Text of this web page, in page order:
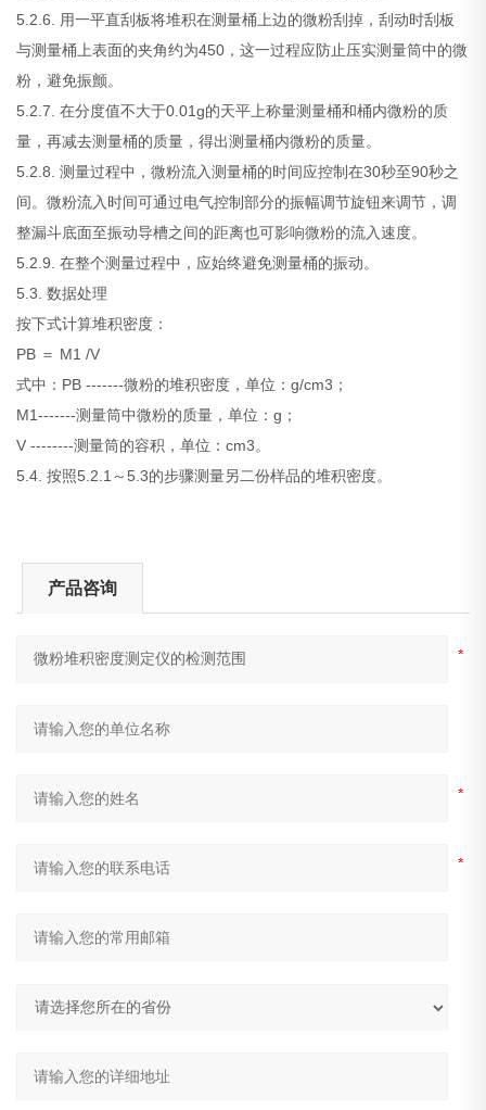
5.2.6. 用一平直刮板将堆积在测量桶上边的微粉刮掉，刮动时刮板
与测量桶上表面的夹角约为450，这一过程应防止压实测量筒中的微
粉，避免振颤。
5.2.7. 在分度值不大于0.01g的天平上称量测量桶和桶内微粉的质
量，再减去测量桶的质量，得出测量桶内微粉的质量。
5.2.8. 测量过程中，微粉流入测量桶的时间应控制在30秒至90秒之
间。微粉流入时间可通过电气控制部分的振幅调节旋钮来调节，调
整漏斗底面至振动导槽之间的距离也可影响微粉的流入速度。
5.2.9. 在整个测量过程中，应始终避免测量桶的振动。
5.3. 数据处理
按下式计算堆积密度：
PB ＝ M1 /V
式中：PB -------微粉的堆积密度，单位：g/cm3；
M1-------测量筒中微粉的质量，单位：g；
V --------测量筒的容积，单位：cm3。
5.4. 按照5.2.1～5.3的步骤测量另二份样品的堆积密度。
产品咨询